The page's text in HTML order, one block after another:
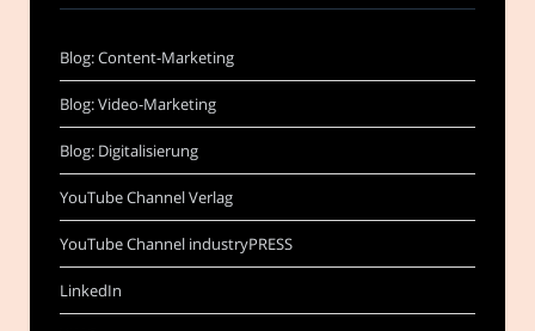
Blog: Content-Marketing
Blog: Video-Marketing
Blog: Digitalisierung
YouTube Channel Verlag
YouTube Channel industryPRESS
LinkedIn